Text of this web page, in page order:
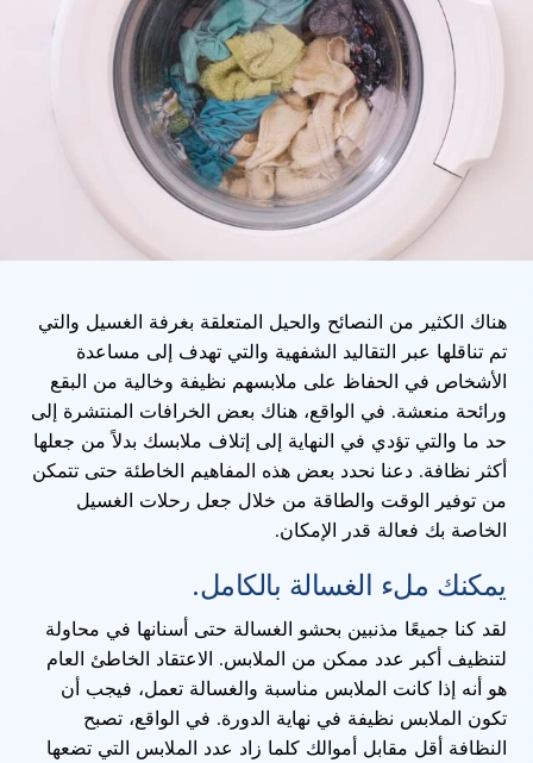
هناك الكثير من النصائح والحيل المتعلقة بغرفة الغسيل والتي
تم تناقلها عبر التقاليد الشفهية والتي تهدف إلى مساعدة
الأشخاص في الحفاظ على ملابسهم نظيفة وخالية من البقع
ورائحة منعشة. في الواقع، هناك بعض الخرافات المنتشرة إلى
حد ما والتي تؤدي في النهاية إلى إتلاف ملابسك بدلاً من جعلها
أكثر نظافة. دعنا نحدد بعض هذه المفاهيم الخاطئة حتى تتمكن
من توفير الوقت والطاقة من خلال جعل رحلات الغسيل
الخاصة بك فعالة قدر الإمكان.
يمكنك ملء الغسالة بالكامل.
لقد كنا جميعًا مذنبين بحشو الغسالة حتى أسنانها في محاولة
لتنظيف أكبر عدد ممكن من الملابس. الاعتقاد الخاطئ العام
هو أنه إذا كانت الملابس مناسبة والغسالة تعمل، فيجب أن
تكون الملابس نظيفة في نهاية الدورة. في الواقع، تصبح
النظافة أقل مقابل أموالك كلما زاد عدد الملابس التي تضعها